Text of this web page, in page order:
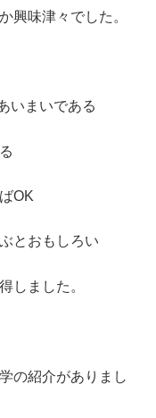
興味津々でした。
いまいである
OK
とおもしろい
しました。
の紹介がありまし